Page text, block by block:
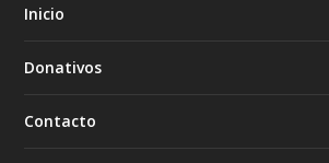
Inicio
Donativos
Contacto